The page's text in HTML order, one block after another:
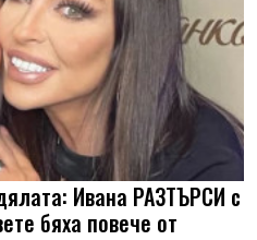
Ивана РАЗТЪРСИ с
бяха повече от